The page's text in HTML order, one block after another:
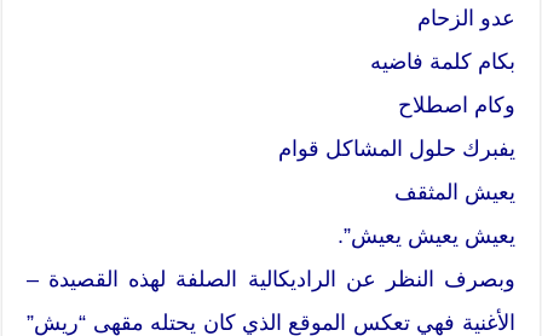
عدو الزحام
بكام كلمة فاضيه
وكام اصطلاح
يفبرك حلول المشاكل قوام
يعيش المثقف
يعيش يعيش يعيش”.
وبصرف النظر عن الراديكالية الصلفة لهذه القصيدة –
الأغنية فهي تعكس الموقع الذي كان يحتله مقهى “ريش”